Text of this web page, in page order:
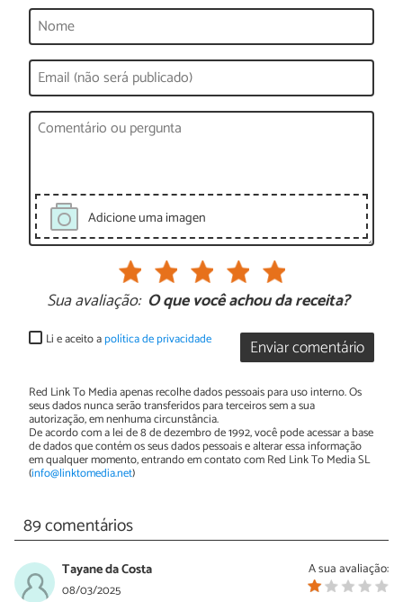
Adicione uma imagen
Sua avaliação: O que você achou da receita?
Enviar comentário
Li e aceito apolítica de privacidade
Red Link To Media apenas recolhe dados pessoais para uso interno. Os
seus dados nunca serão transferidos para terceiros sem a sua
autorização, em nenhuma circunstância.
De acordo com a lei de 8 de dezembro de 1992, você pode acessar a base
de dados que contém os seus dados pessoais e alterar essa informação
em qualquer momento, entrando em contato com Red Link To Media SL
(info@linktomedia.net)
89 comentários
A sua avaliação:
Tayane da Costa
08/03/2025